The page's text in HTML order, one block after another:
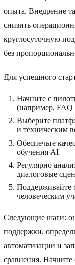
опыта. Внедрение
снизить
круглосуточную
без
Для успешного
Начните с
(например, FAQ
Выберите
и техническим
Обеспечьте
обучения AI
Регулярно
диалоговые
Поддерживайте
человеческим
Следующие шаги:
поддержки,
автоматизации и
сравнения. Начните